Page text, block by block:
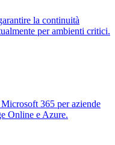
la continuità
per ambienti critici.
365 per aziende
Online e Azure.